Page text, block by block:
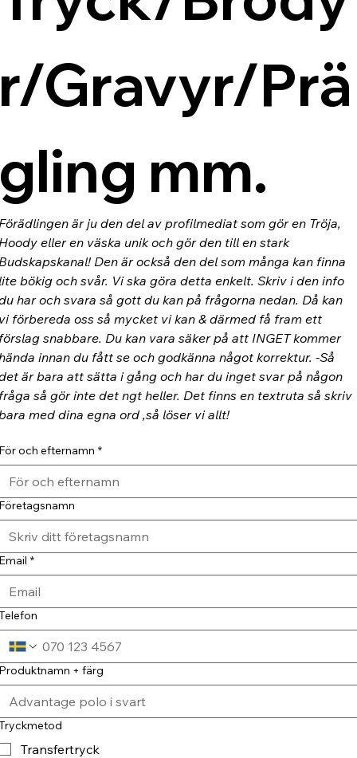
Gravyr/Prä
mm.
är ju den del av profilmediat som gör en Tröja,
eller en väska unik och gör den till en stark
Den är också den del som många kan finna
bökig och svår. Vi ska göra detta enkelt. Skriv i den info
har och svara så gott du kan på frågorna nedan. Då kan
förbereda oss så mycket vi kan & därmed få fram ett
snabbare. Du kan vara säker på att INGET kommer
innan du fått se och godkänna något korrektur. -Så
är bara att sätta i gång och har du inget svar på någon
så gör inte det ngt heller. Det finns en textruta så skriv
med dina egna ord ,så löser vi allt!
och efternamn *
*
+ färg
Transfertryck